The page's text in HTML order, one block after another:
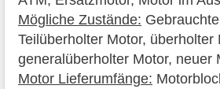
Mögliche Zustände:
Teilüberholter Motor, überholter
generalüberholter Motor, neuer
Motor Lieferumfänge: